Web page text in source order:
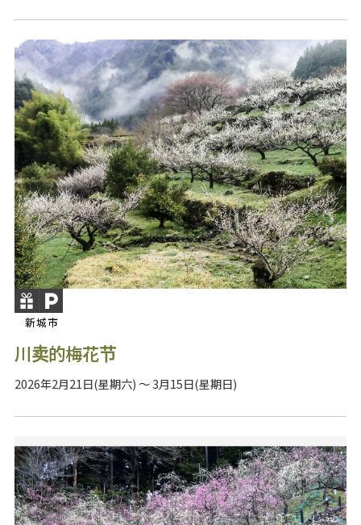
新城市
川卖的梅花节
2026年2月21日(星期六) ～ 3月15日(星期日)